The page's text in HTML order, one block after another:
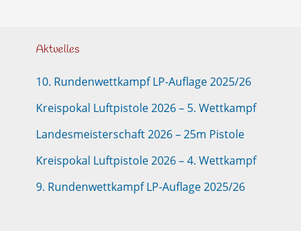
Aktuelles
10. Rundenwettkampf LP-Auflage 2025/26
Kreispokal Luftpistole 2026 – 5. Wettkampf
Landesmeisterschaft 2026 – 25m Pistole
Kreispokal Luftpistole 2026 – 4. Wettkampf
9. Rundenwettkampf LP-Auflage 2025/26